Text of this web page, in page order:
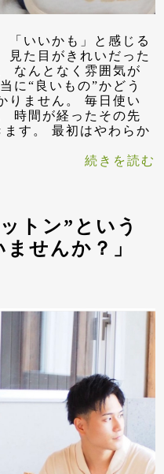
「いいかも」と感じる
見た目がきれいだった
なんとなく雰囲気が
に“良いもの”かどう
りません。 毎日使い
時間が経ったその先
す。 最初はやわらか
続きを読む
トン”という
せんか？」